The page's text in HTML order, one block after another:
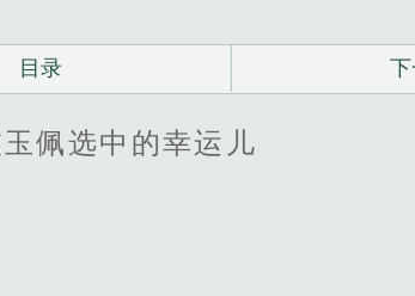
目录
佩选中的幸运儿